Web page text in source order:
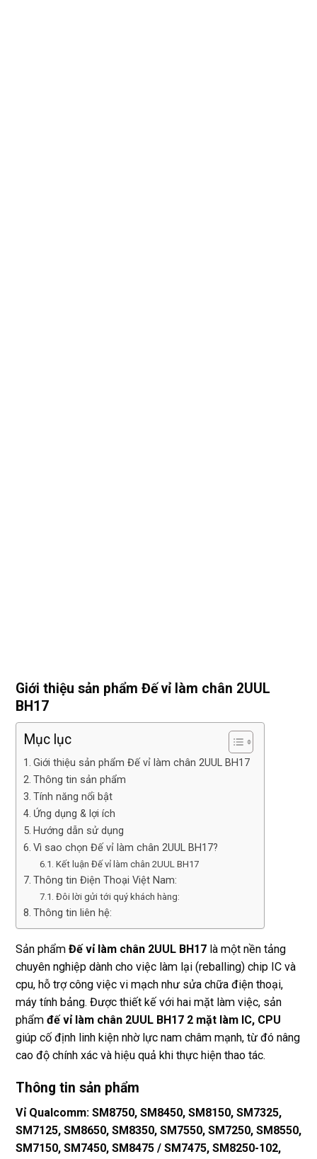
Giới thiệu sản phẩm Đế vỉ làm chân 2UUL
BH17
Mục lục
Giới thiệu sản phẩm Đế vỉ làm chân 2UUL BH17
Thông tin sản phẩm
Tính năng nổi bật
Ứng dụng & lợi ích
Hướng dẫn sử dụng
Vì sao chọn Đế vỉ làm chân 2UUL BH17?
Kết luận Đế vỉ làm chân 2UUL BH17
Thông tin Điện Thoại Việt Nam:
Đôi lời gửi tới quý khách hàng:
Thông tin liên hệ:
Sản phẩm Đế vỉ làm chân 2UUL BH17 là một nền tảng
chuyên nghiệp dành cho việc làm lại (reballing) chip IC và
cpu, hỗ trợ công việc vi mạch như sửa chữa điện thoại,
máy tính bảng. Được thiết kế với hai mặt làm việc, sản
phẩm đế vỉ làm chân 2UUL BH17 2 mặt làm IC, CPU
giúp cố định linh kiện nhờ lực nam châm mạnh, từ đó nâng
cao độ chính xác và hiệu quả khi thực hiện thao tác.
Thông tin sản phẩm
Vỉ Qualcomm: SM8750, SM8450, SM8150, SM7325,
SM7125, SM8650, SM8350, SM7550, SM7250, SM8550,
SM7150, SM7450, SM8475 / SM7475, SM8250-102,